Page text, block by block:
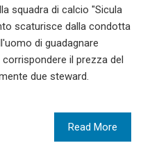
squadra di calcio "Sicula
scaturisce dalla condotta
di guadagnare
il prezza del
due steward.
Read More